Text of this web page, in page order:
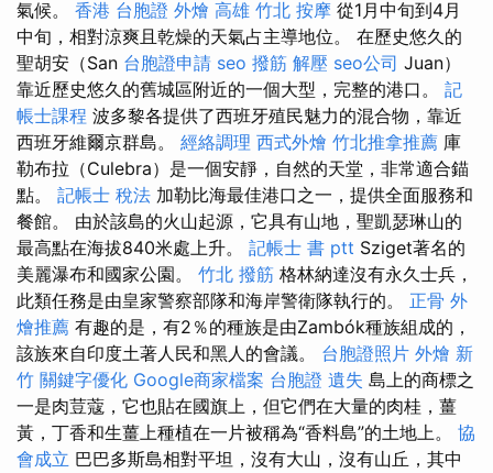
氣候。 香港 台胞證 外燴 高雄 竹北 按摩 從1月中旬到4月
中旬，相對涼爽且乾燥的天氣占主導地位。 在歷史悠久的
聖胡安（San 台胞證申請 seo 撥筋 解壓 seo公司 Juan）
靠近歷史悠久的舊城區附近的一個大型，完整的港口。 記
帳士課程 波多黎各提供了西班牙殖民魅力的混合物，靠近
西班牙維爾京群島。 經絡調理 西式外燴 竹北推拿推薦 庫
勒布拉（Culebra）是一個安靜，自然的天堂，非常適合錨
點。 記帳士 稅法 加勒比海最佳港口之一，提供全面服務和
餐館。 由於該島的火山起源，它具有山地，聖凱瑟琳山的
最高點在海拔840米處上升。 記帳士 書 ptt Sziget著名的
美麗瀑布和國家公園。 竹北 撥筋 格林納達沒有永久士兵，
此類任務是由皇家警察部隊和海岸警衛隊執行的。 正骨 外
燴推薦 有趣的是，有2％的種族是由Zambók種族組成的，
該族來自印度土著人民和黑人的會議。 台胞證照片 外燴 新
竹 關鍵字優化 Google商家檔案 台胞證 遺失 島上的商標之
一是肉荳蔻，它也貼在國旗上，但它們在大量的肉桂，薑
黃，丁香和生薑上種植在一片被稱為“香料島”的土地上。 協
會成立 巴巴多斯島相對平坦，沒有大山，沒有山丘，其中